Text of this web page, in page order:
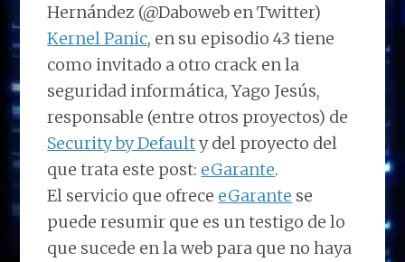
Hernández (@Daboweb en Twitter)
Kernel Panic, en su episodio 43 tiene
como invitado a otro crack en la
seguridad informática, Yago Jesús,
responsable (entre otros proyectos) de
Security by Defaulty del proyecto del
que trata este post: eGarante.
El servicio que ofrece eGarante se
puede resumir que es un testigo de lo
que sucede en la web para que no haya